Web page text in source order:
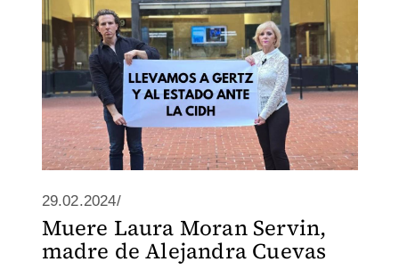
29.02.2024/
Muere Laura Moran Servin,
madre de Alejandra Cuevas